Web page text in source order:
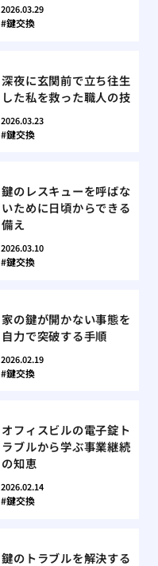
2026.03.29
鍵交換
深夜に玄関前で立ち往生
した私を救った職人の技
2026.03.23
鍵交換
鍵のレスキューを呼ばな
いために日頃からできる
備え
2026.03.10
鍵交換
家の鍵が開かない事態を
自力で突破する手順
2026.02.19
鍵交換
オフィスビルの電子錠ト
ラブルから学ぶ事業継続
の知恵
2026.02.14
鍵交換
鍵のトラブルを解決する